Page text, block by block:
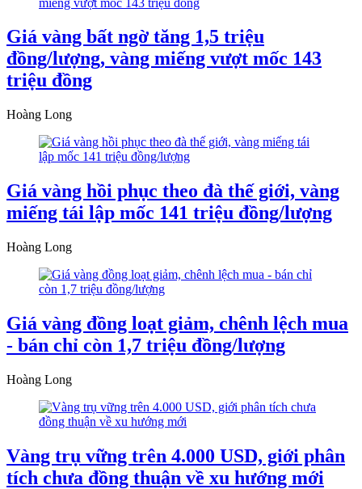
Giá vàng bất ngờ tăng 1,5 triệu
đồng/lượng, vàng miếng vượt mốc 143
triệu đồng
Hoàng Long
Giá vàng hồi phục theo đà thế giới, vàng
miếng tái lập mốc 141 triệu đồng/lượng
Hoàng Long
Giá vàng đồng loạt giảm, chênh lệch mua
- bán chỉ còn 1,7 triệu đồng/lượng
Hoàng Long
Vàng trụ vững trên 4.000 USD, giới phân
tích chưa đồng thuận về xu hướng mới